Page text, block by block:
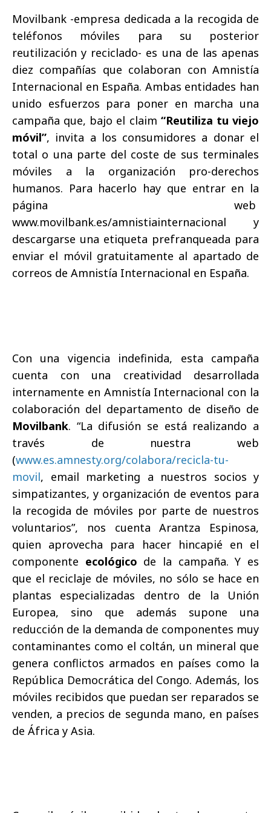
Movilbank -empresa dedicada a la recogida de
teléfonos móviles para su posterior
reutilización y reciclado- es una de las apenas
diez compañías que colaboran con Amnistía
Internacional en España. Ambas entidades han
unido esfuerzos para poner en marcha una
campaña que, bajo el claim “Reutiliza tu viejo
móvil”, invita a los consumidores a donar el
total o una parte del coste de sus terminales
móviles a la organización pro-derechos
humanos. Para hacerlo hay que entrar en la
página web
www.movilbank.es/amnistiainternacional y
descargarse una etiqueta prefranqueada para
enviar el móvil gratuitamente al apartado de
correos de Amnistía Internacional en España.
Con una vigencia indefinida, esta campaña
cuenta con una creatividad desarrollada
internamente en Amnistía Internacional con la
colaboración del departamento de diseño de
Movilbank. “La difusión se está realizando a
través de nuestra web
(www.es.amnesty.org/colabora/recicla-tu-
movil, email marketing a nuestros socios y
simpatizantes, y organización de eventos para
la recogida de móviles por parte de nuestros
voluntarios”, nos cuenta Arantza Espinosa,
quien aprovecha para hacer hincapié en el
componente ecológico de la campaña. Y es
que el reciclaje de móviles, no sólo se hace en
plantas especializadas dentro de la Unión
Europea, sino que además supone una
reducción de la demanda de componentes muy
contaminantes como el coltán, un mineral que
genera conflictos armados en países como la
República Democrática del Congo. Además, los
móviles recibidos que puedan ser reparados se
venden, a precios de segunda mano, en países
de África y Asia.